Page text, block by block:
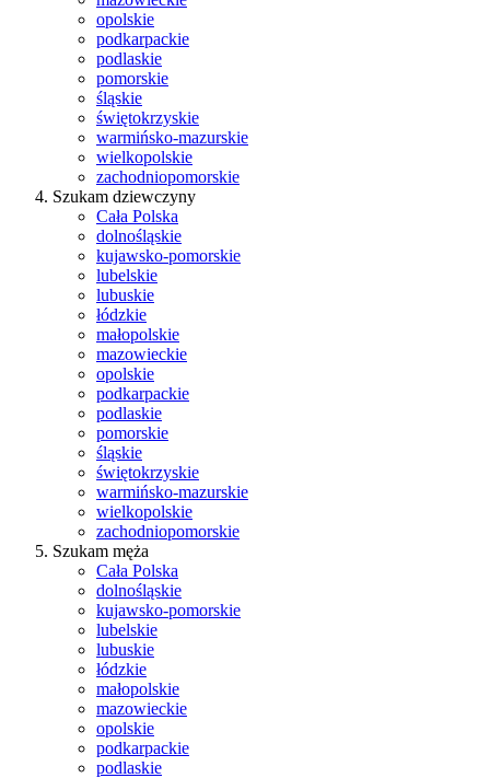
opolskie
podkarpackie
podlaskie
pomorskie
śląskie
świętokrzyskie
warmińsko-mazurskie
wielkopolskie
zachodniopomorskie
Szukam dziewczyny
Cała Polska
dolnośląskie
kujawsko-pomorskie
lubelskie
lubuskie
łódzkie
małopolskie
mazowieckie
opolskie
podkarpackie
podlaskie
pomorskie
śląskie
świętokrzyskie
warmińsko-mazurskie
wielkopolskie
zachodniopomorskie
Szukam męża
Cała Polska
dolnośląskie
kujawsko-pomorskie
lubelskie
lubuskie
łódzkie
małopolskie
mazowieckie
opolskie
podkarpackie
podlaskie